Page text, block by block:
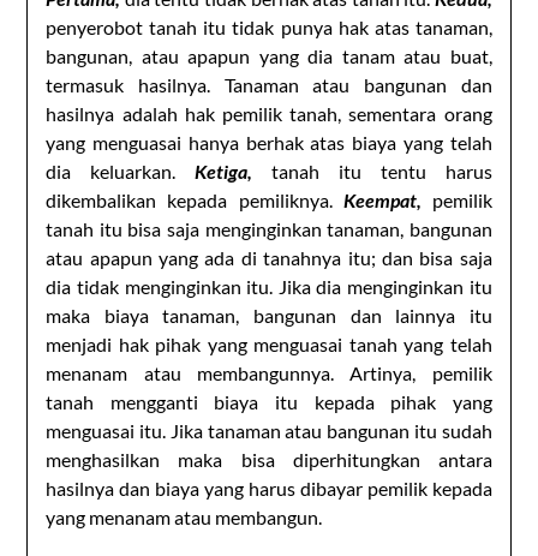
penyerobot tanah itu tidak punya hak atas tanaman,
bangunan, atau apapun yang dia tanam atau buat,
termasuk hasilnya. Tanaman atau bangunan dan
hasilnya adalah hak pemilik tanah, sementara orang
yang menguasai hanya berhak atas biaya yang telah
dia keluarkan.Ketiga, tanah itu tentu harus
dikembalikan kepada pemiliknya. Keempat, pemilik
tanah itu bisa saja menginginkan tanaman, bangunan
atau apapun yang ada di tanahnya itu; dan bisa saja
dia tidak menginginkan itu. Jika dia menginginkan itu
maka biaya tanaman, bangunan dan lainnya itu
menjadi hak pihak yang menguasai tanah yang telah
menanam atau membangunnya. Artinya, pemilik
tanah mengganti biaya itu kepada pihak yang
menguasai itu. Jika tanaman atau bangunan itu sudah
menghasilkan maka bisa diperhitungkan antara
hasilnya dan biaya yang harus dibayar pemilik kepada
yang menanam atau membangun.